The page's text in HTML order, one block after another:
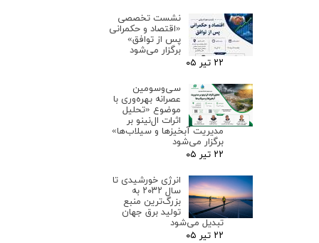
نشست تخصصی
«اقتصاد و حکمرانی
پس از توافق»
برگزار می‌شود
۲۲ تیر ۰۵
سی‌وسومین
عصرانه بهره‌وری با
موضوع «تحلیل
اثرات ال‌نینو بر
مدیریت آبخیزها و سیلاب‌ها»
برگزار می‌شود
۲۲ تیر ۰۵
انرژی خورشیدی تا
سال ۲۰۳۲ به
بزرگ‌ترین منبع
تولید برق جهان
تبدیل می‌شود
۲۲ تیر ۰۵